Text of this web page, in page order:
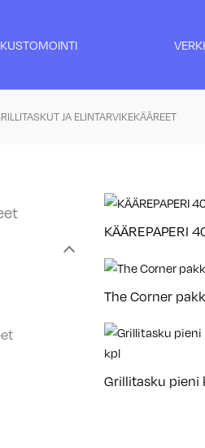
KUSTOMOINTI
JA ELINTARVIKEKÄÄREET
KÄÄREPAPERI
The Corner
Grillitasku pieni